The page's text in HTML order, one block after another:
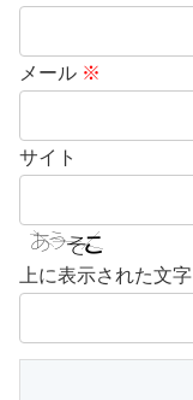
メール ※
サイト
上に表示された文